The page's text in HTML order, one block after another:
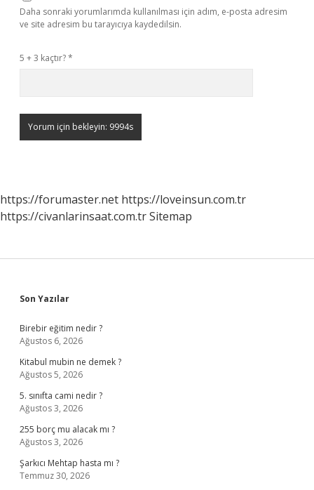
Daha sonraki yorumlarımda kullanılması için adım, e-posta adresim
ve site adresim bu tarayıcıya kaydedilsin.
5 + 3 kaçtır?*
https://forumaster.net https://loveinsun.com.tr
https://civanlarinsaat.com.trSitemap
Sidebar
Son Yazılar
Birebir eğitim nedir ?
Ağustos 6, 2026
Kitabul mubin ne demek ?
Ağustos 5, 2026
5. sınıfta cami nedir ?
Ağustos 3, 2026
255 borç mu alacak mı ?
Ağustos 3, 2026
Şarkıcı Mehtap hasta mı ?
Temmuz 30, 2026